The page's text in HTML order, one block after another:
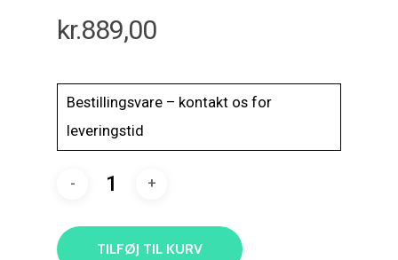
kr.889,00
Bestillingsvare – kontakt os for
leveringstid
TILFØJ TIL KURV